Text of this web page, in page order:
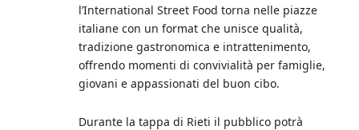
l’International Street Food torna nelle piazze
italiane con un format che unisce qualità,
tradizione gastronomica e intrattenimento,
offrendo momenti di convivialità per famiglie,
giovani e appassionati del buon cibo.
Durante la tappa di Rieti il pubblico potrà